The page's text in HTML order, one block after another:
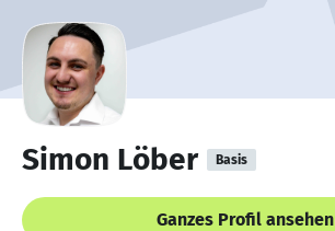
Simon Löber Basis
Ganzes Profil ansehen